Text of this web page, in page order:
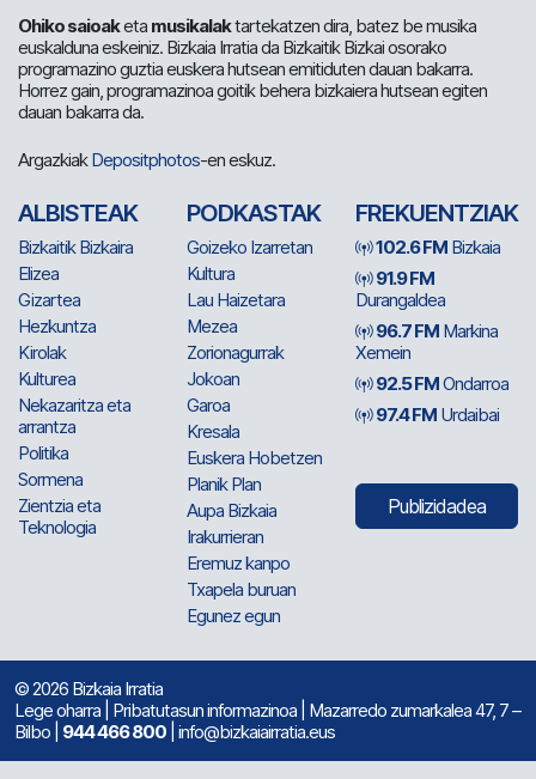
Ohiko saioaketa musikalaktartekatzen dira, batez be musika
euskalduna eskeiniz. Bizkaia Irratia da Bizkaitik Bizkai osorako
programazino guztia euskera hutsean emitiduten dauan bakarra.
Horrez gain, programazinoa goitik behera bizkaiera hutsean egiten
dauan bakarra da.
ArgazkiakDepositphotos-en eskuz.
ALBISTEAK
Bizkaitik Bizkaira
Elizea
Gizartea
Hezkuntza
Kirolak
Kulturea
Nekazaritza eta
arrantza
Politika
Sormena
Zientzia eta
Teknologia
PODKASTAK
Goizeko Izarretan
Kultura
Lau Haizetara
Mezea
Zorionagurrak
Jokoan
Garoa
Kresala
Euskera Hobetzen
Planik Plan
Aupa Bizkaia
Irakurrieran
Eremuz kanpo
Txapela buruan
Egunez egun
FREKUENTZIAK
102.6 FM Bizkaia
91.9 FM
Durangaldea
96.7 FM Markina
Xemein
92.5 FMOndarroa
97.4 FM Urdaibai
Publizidadea
© 2026 Bizkaia Irratia
Lege oharra Pribatutasun informazinoa | Mazarredo zumarkalea 47, 7 –
Bilbo | 944 466 800 | info@bizkaiairratia.eus